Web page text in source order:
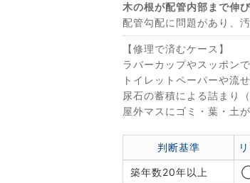
木の根が配管内部まで伸
配管勾配に問題があり、
【修理で済むケース】
ラバーカップやスッポン
トイレットペーパーや流
尿石の蓄積による詰まり
屋外マスにゴミ・葉・土
判断基準
築年数20年以上